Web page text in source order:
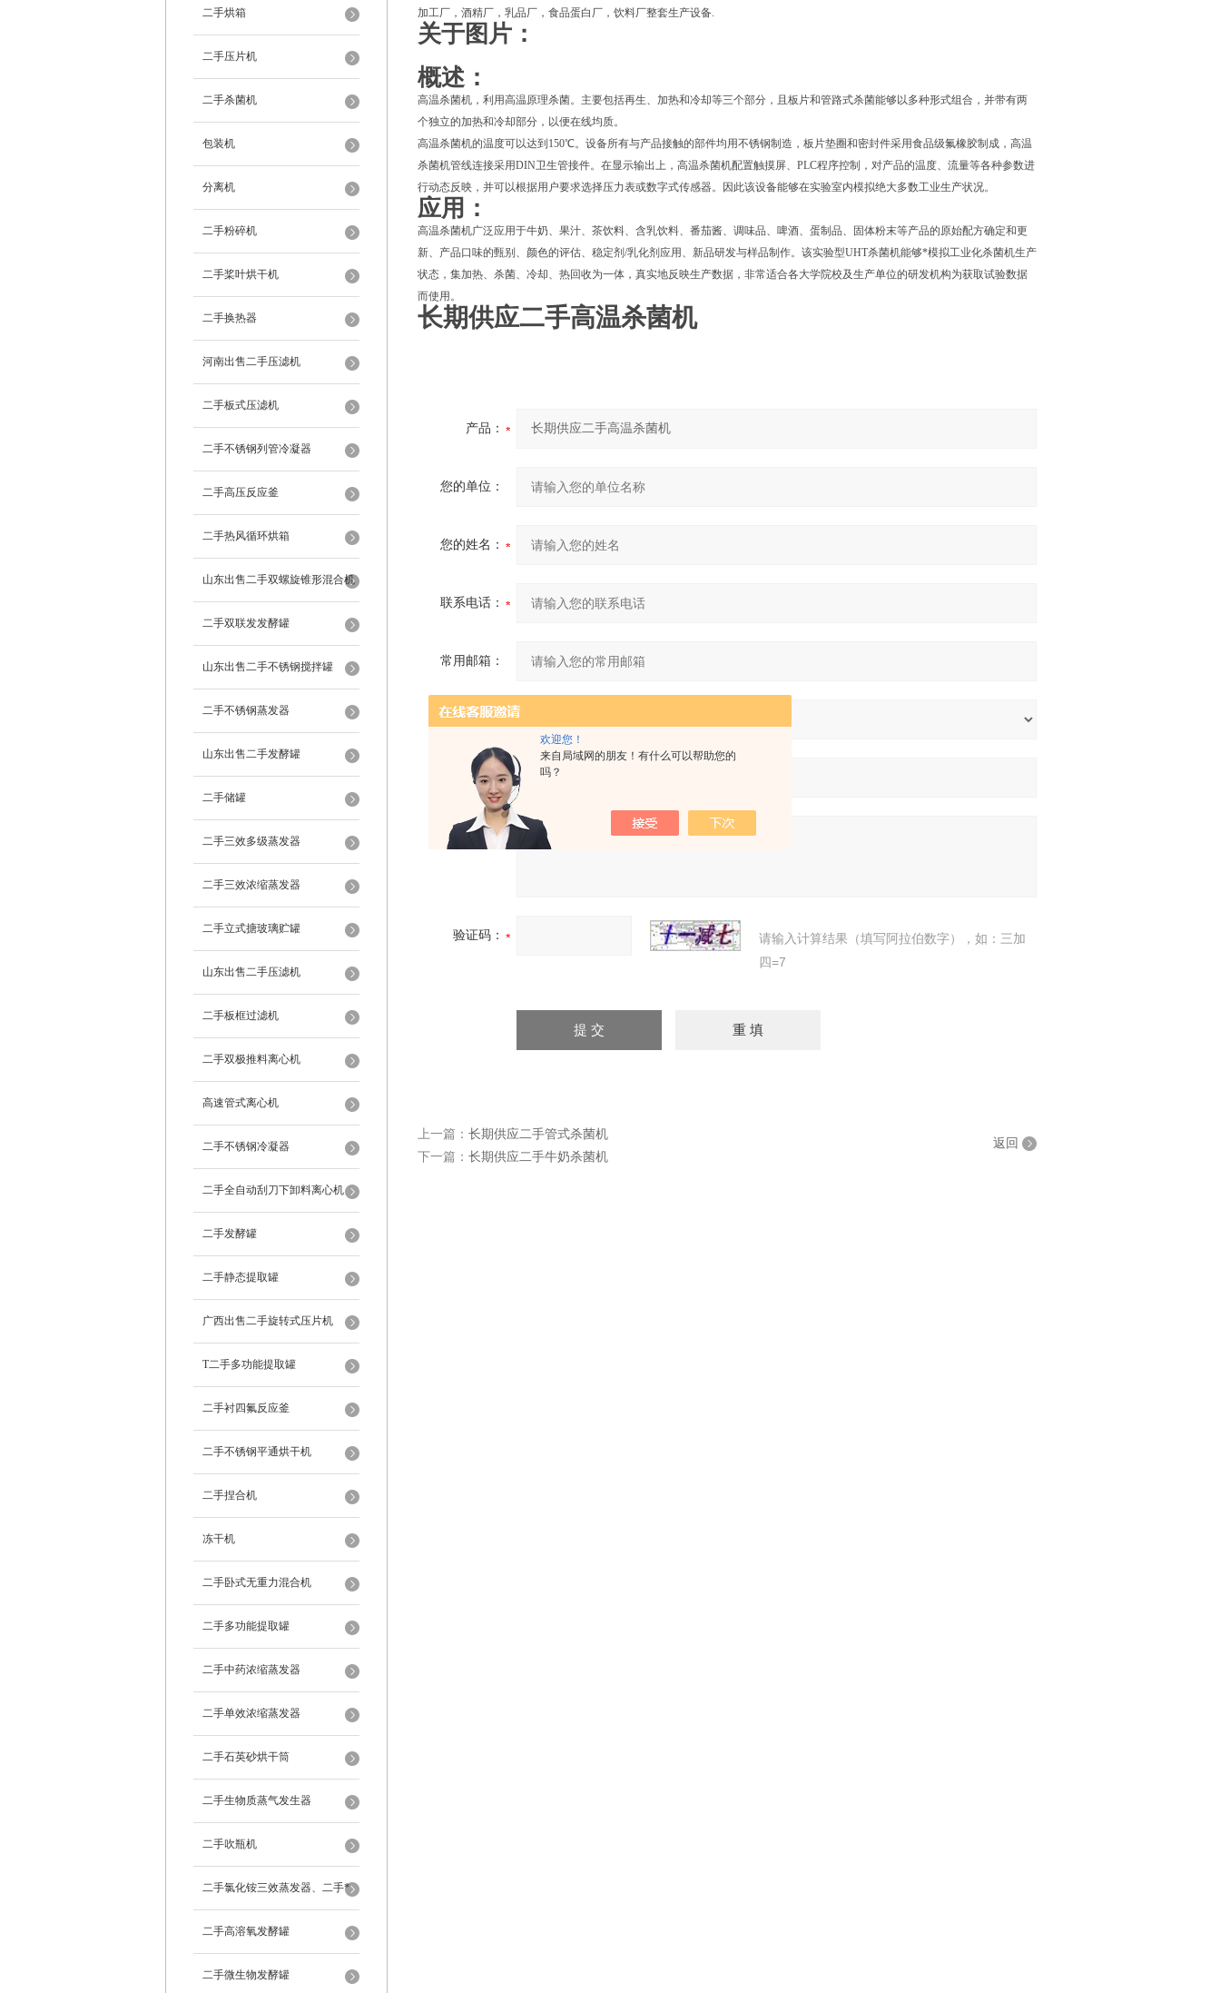
欢迎您！
来自局域网的朋友！有什么可以帮助您的
吗？
二手烘箱
二手压片机
二手杀菌机
包装机
分离机
二手粉碎机
二手桨叶烘干机
二手换热器
河南出售二手压滤机
二手板式压滤机
二手不锈钢列管冷凝器
二手高压反应釜
二手热风循环烘箱
山东出售二手双螺旋锥形混合机
二手双联发发酵罐
山东出售二手不锈钢搅拌罐
二手不锈钢蒸发器
山东出售二手发酵罐
二手储罐
二手三效多级蒸发器
二手三效浓缩蒸发器
二手立式搪玻璃贮罐
山东出售二手压滤机
二手板框过滤机
二手双极推料离心机
高速管式离心机
二手不锈钢冷凝器
二手全自动刮刀下卸料离心机
二手发酵罐
二手静态提取罐
广西出售二手旋转式压片机
T二手多功能提取罐
二手衬四氟反应釜
二手不锈钢平通烘干机
二手捏合机
冻干机
二手卧式无重力混合机
二手多功能提取罐
二手中药浓缩蒸发器
二手单效浓缩蒸发器
二手石英砂烘干筒
二手生物质蒸气发生器
二手吹瓶机
二手氯化铵三效蒸发器、二手*
蒸发器
二手高溶氧发酵罐
二手微生物发酵罐
加工厂，酒精厂，乳品厂，食品蛋白厂，饮料厂整套生产设备.
关于图片：
概述：
高温杀菌机，利用高温原理杀菌。主要包括再生、加热和冷却等三个部分，且板片和管路式杀菌能够以多种形式组合，并带有两
个独立的加热和冷却部分，以便在线均质。
高温杀菌机的温度可以达到150℃。设备所有与产品接触的部件均用不锈钢制造，板片垫圈和密封件采用食品级氟橡胶制成，高温
杀菌机管线连接采用DIN卫生管接件。在显示输出上，高温杀菌机配置触摸屏、PLC程序控制，对产品的温度、流量等各种参数进
行动态反映，并可以根据用户要求选择压力表或数字式传感器。因此该设备能够在实验室内模拟绝大多数工业生产状况。
应用：
高温杀菌机广泛应用于牛奶、果汁、茶饮料、含乳饮料、番茄酱、调味品、啤酒、蛋制品、固体粉末等产品的原始配方确定和更
新、产品口味的甄别、颜色的评估、稳定剂/乳化剂应用、新品研发与样品制作。该实验型UHT杀菌机能够*模拟工业化杀菌机生产
状态，集加热、杀菌、冷却、热回收为一体，真实地反映生产数据，非常适合各大学院校及生产单位的研发机构为获取试验数据
而使用。
长期供应二手高温杀菌机
产品：
您的单位：
您的姓名：
联系电话：
常用邮箱：
省份：
详细地址：
补充说明：
验证码：
请输入计算结果（填写阿拉伯数字），如：三加
四=7
上一篇： 长期供应二手管式杀菌机
下一篇： 长期供应二手牛奶杀菌机
返回